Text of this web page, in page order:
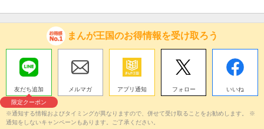
まんが王国のお得情報を受け取ろう
友だち追加
限定クーポン
メルマガ アプリ通知 フォロー いいね
※通知する情報およびタイミングが異なりますので、併せて受け取ることをお勧めします。 ※
通知をしないキャンペーンもあります。ご了承ください。